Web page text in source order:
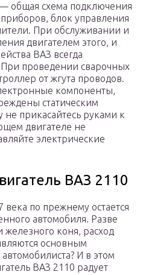
общая схема подключения
блок управления
При обслуживании и
двигателем этого, и
ВАЗ всегда
проведении сварочных
от жгута проводов.
компоненты,
статическим
не прикасайтесь руками к
двигателе не
электрические
ВАЗ 2110
по прежнему остается
автомобиля. Разве
железного коня, расход
основным
И в этом
ВАЗ 2110 радует